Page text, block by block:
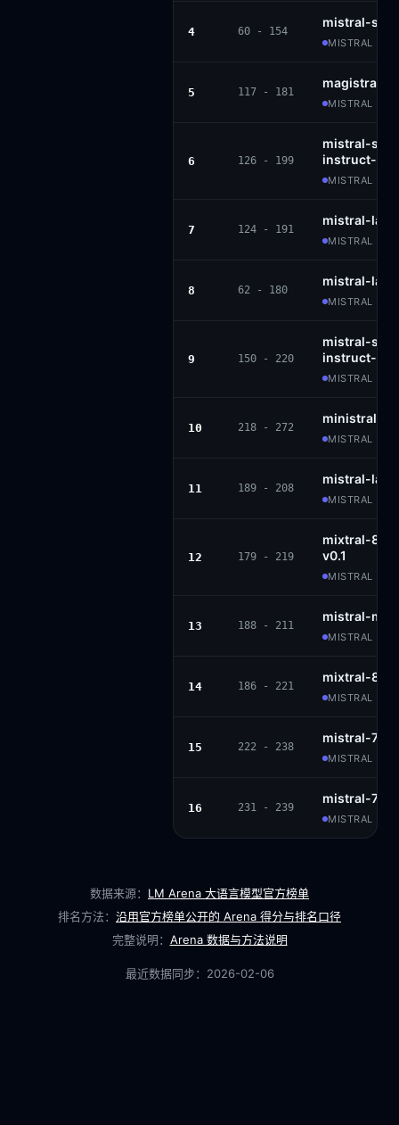
4 60 - 154
mistral-
MISTRAL ·
5 117 - 181
magistral-
MISTRAL ·
6 126 - 199
mistral-
instruct-
MISTRAL ·
7 124 - 191
mistral-
MISTRAL ·
8 62 - 180
mistral-
MISTRAL ·
9 150 - 220
mistral-
instruct-
MISTRAL ·
10 218 - 272
ministral-
MISTRAL ·
11 189 - 208
mistral-
MISTRAL ·
12 179 - 219
mixtral-
v0.1
MISTRAL ·
13 188 - 211
mistral-
MISTRAL ·
14 186 - 221
mixtral-
MISTRAL ·
15 222 - 238
mistral-7b-
MISTRAL ·
16 231 - 239
mistral-7b-
MISTRAL ·
数据来源： LM Arena 大语言模型官方榜单
排名方法： 沿用官方榜单公开的 Arena 得分与排名口径
完整说明： Arena 数据与方法说明
最近数据同步： 2026-02-06